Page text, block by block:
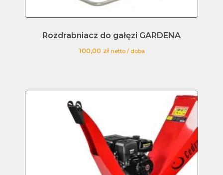
Rozdrabniacz do gałęzi GARDENA
100,00 zł netto / doba